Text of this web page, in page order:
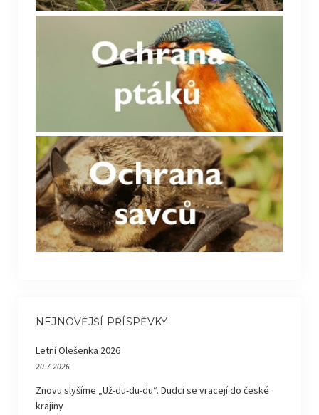
NEJNOVĚJŠÍ PŘÍSPĚVKY
Letní Olešenka 2026
20.7.2026
Znovu slyšíme „Už-du-du-du“. Dudci se vracejí do české
krajiny